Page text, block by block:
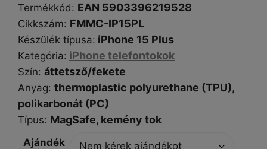
Termékkód: EAN 5903396219528
Cikkszám: FMMC-IP15PL
Készülék típusa: iPhone 15 Plus
Kategória: iPhone telefontokok
Szín: áttetsző/fekete
Anyag: thermoplastic polyurethane (TPU),
polikarbonát (PC)
Típus: MagSafe, kemény tok
Ajándék